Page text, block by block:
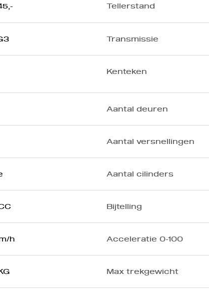
Tellerstand
Transmissie
Kenteken
Aantal deuren
Aantal versnellingen
Aantal cilinders
Bijtelling
h Acceleratie 0-100
Max trekgewicht